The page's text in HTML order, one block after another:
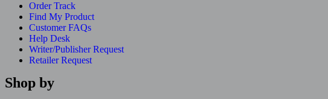
Order Track
Find My Product
Customer FAQs
Help Desk
Writer/Publisher Request
Retailer Request
Shop by